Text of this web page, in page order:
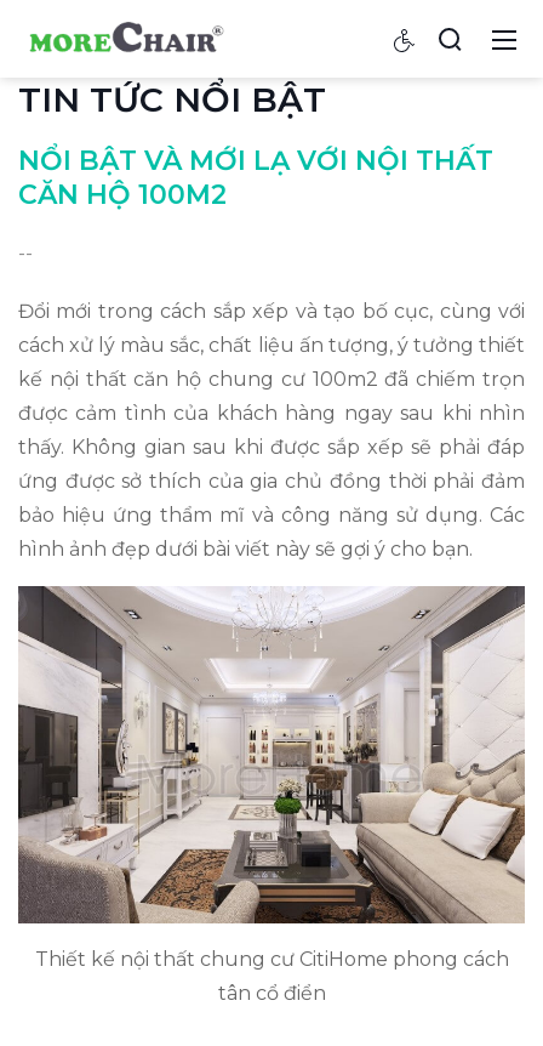
TIN TỨC NỔI BẬT
NỔI BẬT VÀ MỚI LẠ VỚI NỘI THẤT
CĂN HỘ 100M2
--
Đổi mới trong cách sắp xếp và tạo bố cục, cùng với
cách xử lý màu sắc, chất liệu ấn tượng, ý tưởng thiết
kế nội thất căn hộ chung cư 100m2 đã chiếm trọn
được cảm tình của khách hàng ngay sau khi nhìn
thấy. Không gian sau khi được sắp xếp sẽ phải đáp
ứng được sở thích của gia chủ đồng thời phải đảm
bảo hiệu ứng thẩm mĩ và công năng sử dụng. Các
hình ảnh đẹp dưới bài viết này sẽ gợi ý cho bạn.
Thiết kế nội thất chung cư CitiHome phong cách
tân cổ điển